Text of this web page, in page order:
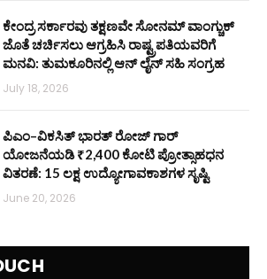
ಕೇಂದ್ರ ಸರ್ಕಾರವು ತಕ್ಷಣವೇ ಸೋನಮ್ ವಾಂಗ್ಚುಕ್
ಜೊತೆ ಚರ್ಚಿಸಲು ಆಗ್ರಹಿಸಿ ರಾಷ್ಟ್ರಪತಿಯವರಿಗೆ
ಮನವಿ: ತುಮಕೂರಿನಲ್ಲಿ ಆನ್‌ ಲೈನ್ ಸಹಿ ಸಂಗ್ರಹ
July 18, 2026
ಪಿಎಂ–ವಿಕಸಿತ್ ಭಾರತ್ ರೋಜ್‌ ಗಾರ್
ಯೋಜನೆಯಡಿ ₹2,400 ಕೋಟಿ ಪ್ರೋತ್ಸಾಹಧನ
ವಿತರಣೆ: 15 ಲಕ್ಷ ಉದ್ಯೋಗಾವಕಾಶಗಳ ಸೃಷ್ಟಿ
June 20, 2026